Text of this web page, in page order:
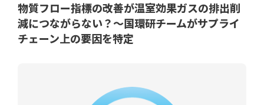
物質フロー指標の改善が温室効果ガスの排出削
減につながらない？～国環研チームがサプライ
チェーン上の要因を特定